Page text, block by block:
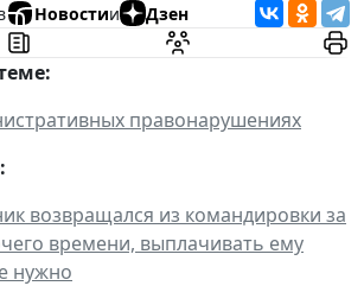
Новостии Дзен
правонарушениях
возвращался из командировки за
времени, выплачивать ему
нужно